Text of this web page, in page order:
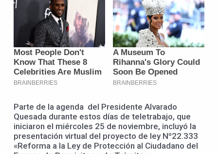
Parte de la agenda del Presidente Alvarado
Quesada durante estos días de teletrabajo, que
iniciaron el miércoles 25 de noviembre, incluyó la
presentación virtual del proyecto de ley Nº22.333
«Reforma a la Ley de Protección al Ciudadano del